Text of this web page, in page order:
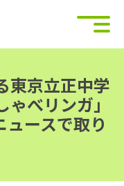
東京立正中学
べリンガ」
ースで取り